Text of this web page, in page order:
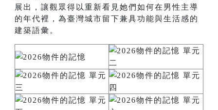
展出，讓觀眾得以重新看見她們如何在男性主導
的年代裡，為臺灣城市留下兼具功能與生活感的
建築語彙。